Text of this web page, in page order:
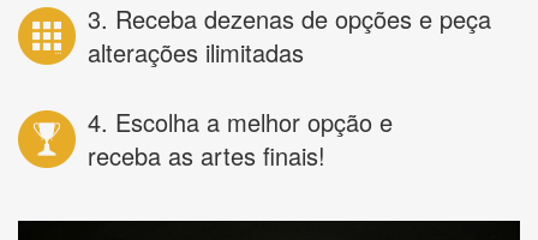
3. Receba dezenas de opções e peça
alterações ilimitadas
4. Escolha a melhor opção e
receba as artes finais!